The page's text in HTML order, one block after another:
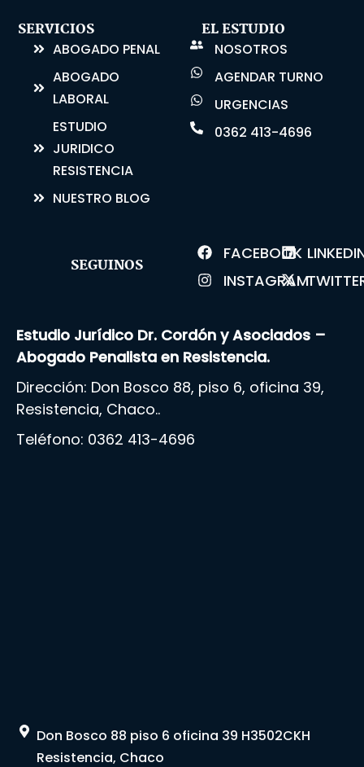
SERVICIOS
ABOGADO PENAL
ABOGADO
LABORAL
ESTUDIO
JURIDICO
RESISTENCIA
NUESTRO BLOG
EL ESTUDIO
NOSOTROS
AGENDAR TURNO
URGENCIAS
0362 413-4696
SEGUINOS
FACEBOOK
INSTAGRAM
Estudio Jurídico Dr. Cordón y Asociados –
Abogado Penalista en Resistencia.
Dirección: Don Bosco 88, piso 6, oficina 39,
Resistencia, Chaco..
Teléfono: 0362 413-4696
Don Bosco 88 piso 6 oficina 39 H3502CKH
Resistencia, Chaco